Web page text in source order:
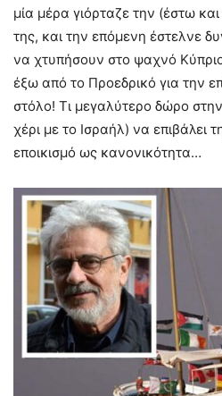
μία μέρα γιόρταζε την (έστω
της, και την επόμενη έστελνε
να χτυπήσουν στο ψαχνό
έξω από το Προεδρικό για την
στόλο! Τι μεγαλύτερο δώρο
χέρι με το Ισραήλ) να επιβάλει
εποικισμό ως κανονικότητα…